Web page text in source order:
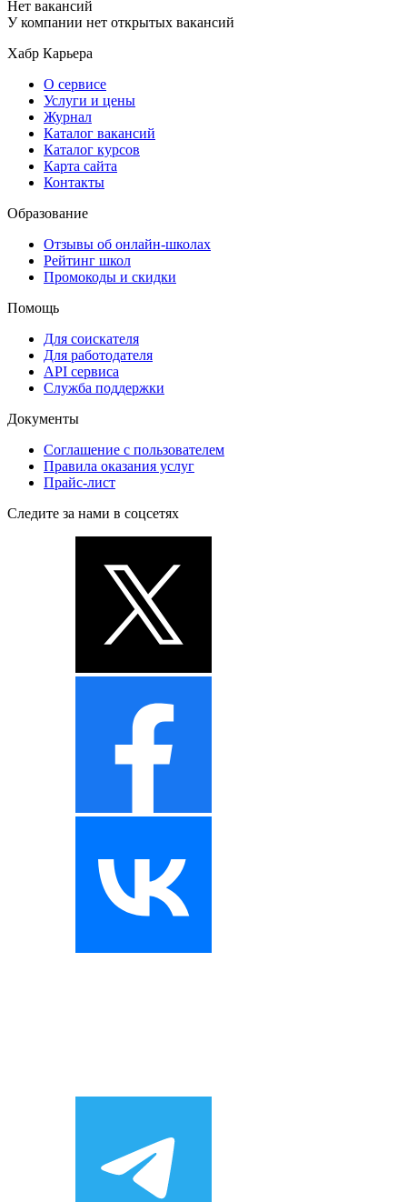
Нет вакансий
У компании нет открытых вакансий
Хабр Карьера
О сервисе
Услуги и цены
Журнал
Каталог вакансий
Каталог курсов
Карта сайта
Контакты
Образование
Отзывы об онлайн-школах
Рейтинг школ
Промокоды и скидки
Помощь
Для соискателя
Для работодателя
API сервиса
Служба поддержки
Документы
Соглашение с пользователем
Правила оказания услуг
Прайс-лист
Следите за нами в соцсетях